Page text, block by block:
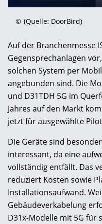
© (Quelle: DoorBird)
Auf der Branchenmesse
Gegensprechanlagen
solchen System per
angebunden sind. Die
und D31TDH 5G im
Jahres auf den Markt
jetzt für ausgewählte
Die Geräte sind
interessant, da eine
vollständig entfällt. Das
reduziert Kosten sowie
Installationsaufwand.
Gebäudeverkabelung
D31x-Modelle mit 5G für